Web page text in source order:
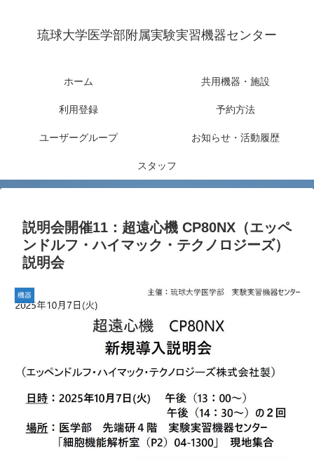
琉球大学医学部附属実験実習機器センター
ホーム 共用機器・施設
利用登録 予約方法
ユーザーグループ お知らせ・活動履歴
スタッフ
説明会開催11：超遠心機 CP80NX（エッペ
ンドルフ・ハイマック・テクノロジーズ）
説明会
機器